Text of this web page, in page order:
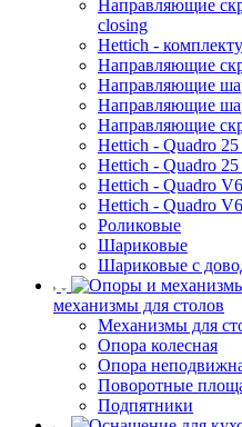
Направляющие
closing
Hettich -
Направляющие
Направляющие
Направляющие
Направляющие
Hettich - Quadro
Hettich - Quadro
Hettich - Quadro
Hettich - Quadro
Роликовые
Шариковые
Шариковые с
механизмы для столов
Механизмы для
Опора колесная
Опора
Поворотные
Подпятники